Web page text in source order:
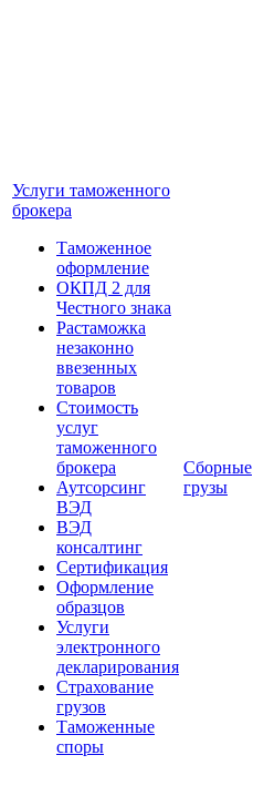
Услуги таможенного
брокера
Таможенное
оформление
ОКПД 2 для
Честного знака
Растаможка
незаконно
ввезенных
товаров
Стоимость
услуг
таможенного
брокера
Аутсорсинг
ВЭД
ВЭД
консалтинг
Сертификация
Оформление
образцов
Услуги
электронного
декларирования
Страхование
грузов
Таможенные
споры
Сборные
грузы